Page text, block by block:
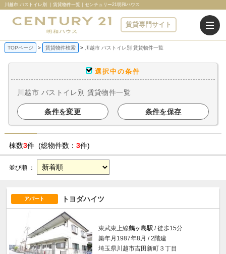
川越市 バストイレ別 ｜賃貸物件一覧｜センチュリー21明和ハウス
賃貸専門サイト
TOPページ 賃貸物件検索 川越市 バストイレ別 賃貸物件一覧
選択中の条件
川越市 バストイレ別 賃貸物件一覧
条件を変更 条件を保存
棟数3件 (総物件数： 3件)
並び順 ：
アパート トヨダハイツ
東武東上線鶴ヶ島駅 / 徒歩15分
築年月1987年8月 / 2階建
埼玉県川越市吉田新町３丁目